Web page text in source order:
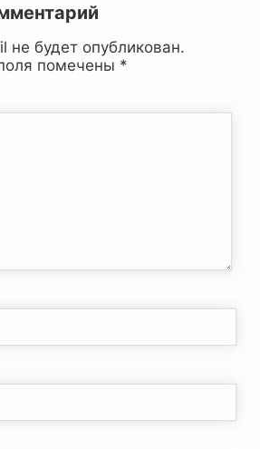
не будет опубликован.
помечены *